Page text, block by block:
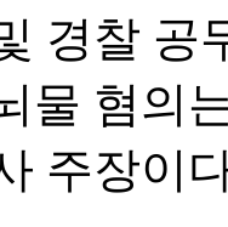
경찰 공
물 혐의
주장이